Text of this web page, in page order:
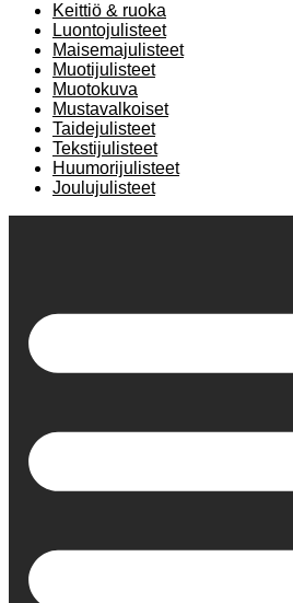
Keittiö & ruoka
Luontojulisteet
Maisemajulisteet
Muotijulisteet
Muotokuva
Mustavalkoiset
Taidejulisteet
Tekstijulisteet
Huumorijulisteet
Joulujulisteet